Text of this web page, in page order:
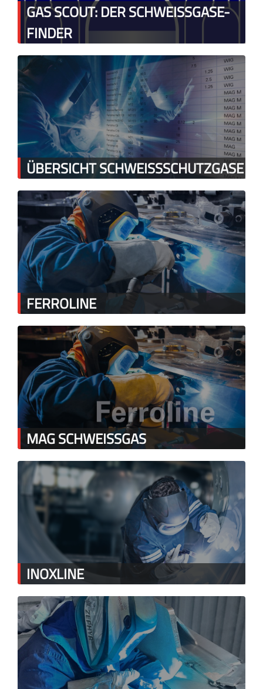
GAS SCOUT: DER SCHWEISSGASE-
FINDER
ÜBERSICHT SCHWEISSSCHUTZGASE
FERROLINE
MAG SCHWEISSGAS
INOXLINE